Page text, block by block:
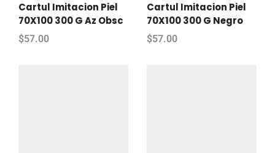
Cartul Imitacion Piel
70X100 300 G Az Obsc
$57.00
Cartul Imitacion Piel
70X100 300 G Negro
$57.00